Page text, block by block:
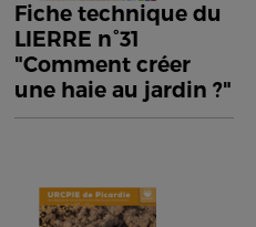
Fiche technique du
LIERRE n°31
"Comment créer
une haie au jardin ?"